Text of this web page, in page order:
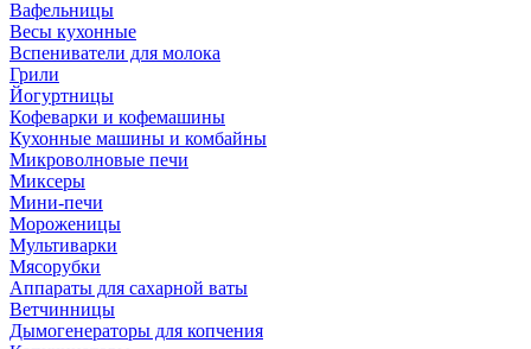
Вафельницы
Весы кухонные
Вспениватели для молока
Грили
Йогуртницы
Кофеварки и кофемашины
Кухонные машины и комбайны
Микроволновые печи
Миксеры
Мини-печи
Мороженицы
Мультиварки
Мясорубки
Аппараты для сахарной ваты
Ветчинницы
Дымогенераторы для копчения